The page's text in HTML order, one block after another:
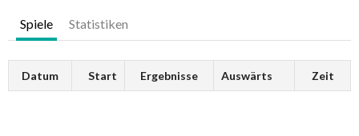
Spiele Statistiken
Datum Start Ergebnisse Auswärts Zeit